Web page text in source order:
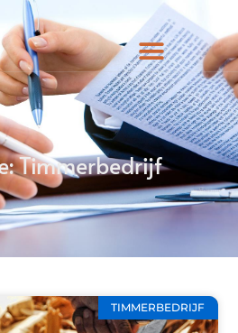
Timmerbedrijf
TIMMERBEDRIJF